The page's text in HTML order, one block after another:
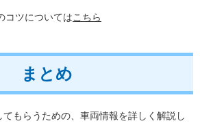
コツについてはこちら
まとめ
もらうための、車両情報を詳しく解説し